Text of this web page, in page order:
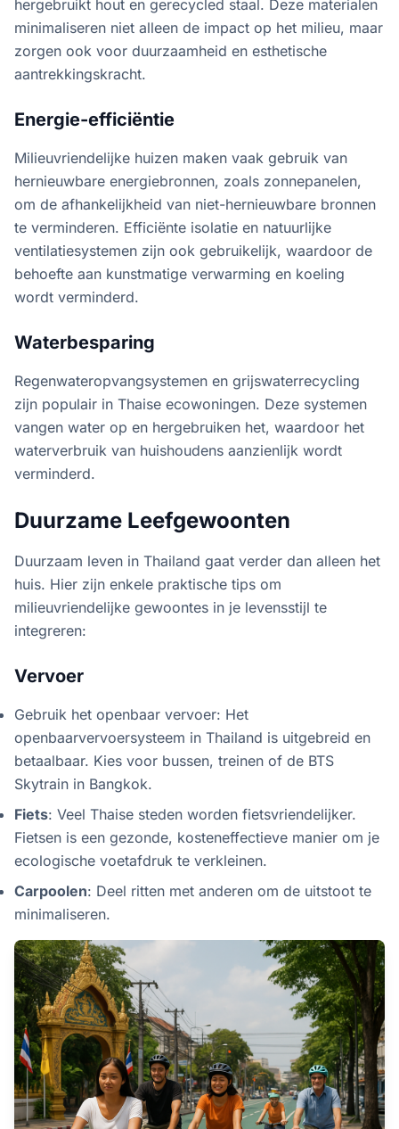
hergebruikt hout en gerecycled staal. Deze materialen
minimaliseren niet alleen de impact op het milieu, maar
zorgen ook voor duurzaamheid en esthetische
aantrekkingskracht.
Energie-efficiëntie
Milieuvriendelijke huizen maken vaak gebruik van
hernieuwbare energiebronnen, zoals zonnepanelen,
om de afhankelijkheid van niet-hernieuwbare bronnen
te verminderen. Efficiënte isolatie en natuurlijke
ventilatiesystemen zijn ook gebruikelijk, waardoor de
behoefte aan kunstmatige verwarming en koeling
wordt verminderd.
Waterbesparing
Regenwateropvangsystemen en grijswaterrecycling
zijn populair in Thaise ecowoningen. Deze systemen
vangen water op en hergebruiken het, waardoor het
waterverbruik van huishoudens aanzienlijk wordt
verminderd.
Duurzame Leefgewoonten
Duurzaam leven in Thailand gaat verder dan alleen het
huis. Hier zijn enkele praktische tips om
milieuvriendelijke gewoontes in je levensstijl te
integreren:
Vervoer
Gebruik het openbaar vervoer: Het
openbaarvervoersysteem in Thailand is uitgebreid en
betaalbaar. Kies voor bussen, treinen of de BTS
Skytrain in Bangkok.
Fiets: Veel Thaise steden worden fietsvriendelijker.
Fietsen is een gezonde, kosteneffectieve manier om je
ecologische voetafdruk te verkleinen.
Carpoolen: Deel ritten met anderen om de uitstoot te
minimaliseren.